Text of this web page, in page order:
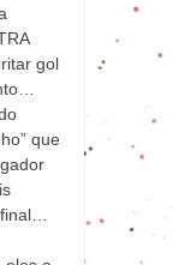
gol
que